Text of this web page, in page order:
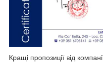
Кращі пропозиції від